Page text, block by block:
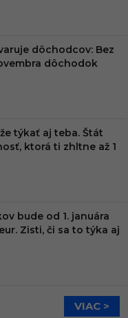
dôchodcov: Bez
dôchodok
týkať aj teba. Štát
ktorá ti zhltne až 1
bude od 1. januára
Zisti, či sa to týka aj
VIAC >